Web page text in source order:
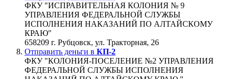
ФКУ "ИСПРАВИТЕЛЬНАЯ КОЛОНИЯ № 9
УПРАВЛЕНИЯ ФЕДЕРАЛЬНОЙ СЛУЖБЫ
ИСПОЛНЕНИЯ НАКАЗАНИЙ ПО АЛТАЙСКОМУ
КРАЮ"
658209 г. Рубцовск, ул. Тракторная, 26
Отправить деньги в КП-2
ФКУ "КОЛОНИЯ-ПОСЕЛЕНИЕ №2 УПРАВЛЕНИЯ
ФЕДЕРАЛЬНОЙ СЛУЖБЫ ИСПОЛНЕНИЯ